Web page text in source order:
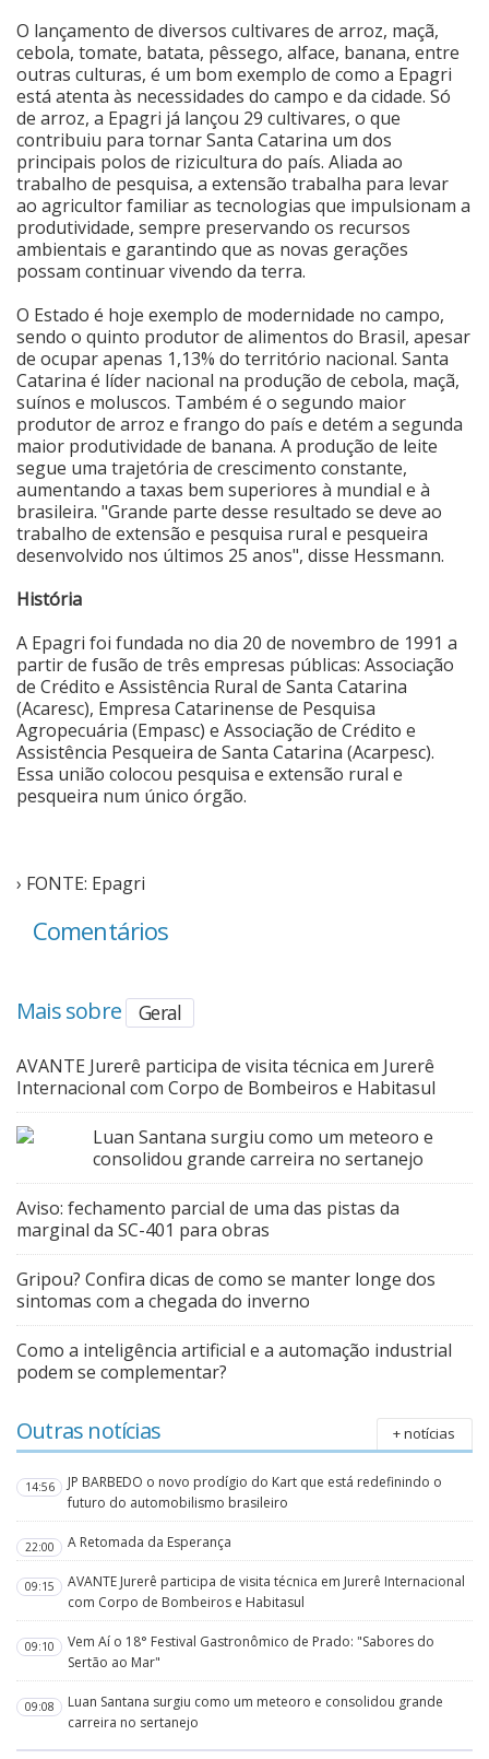
O lançamento de diversos cultivares de arroz, maçã,
cebola, tomate, batata, pêssego, alface, banana, entre
outras culturas, é um bom exemplo de como a Epagri
está atenta às necessidades do campo e da cidade. Só
de arroz, a Epagri já lançou 29 cultivares, o que
contribuiu para tornar Santa Catarina um dos
principais polos de rizicultura do país. Aliada ao
trabalho de pesquisa, a extensão trabalha para levar
ao agricultor familiar as tecnologias que impulsionam a
produtividade, sempre preservando os recursos
ambientais e garantindo que as novas gerações
possam continuar vivendo da terra.
O Estado é hoje exemplo de modernidade no campo,
sendo o quinto produtor de alimentos do Brasil, apesar
de ocupar apenas 1,13% do território nacional. Santa
Catarina é líder nacional na produção de cebola, maçã,
suínos e moluscos. Também é o segundo maior
produtor de arroz e frango do país e detém a segunda
maior produtividade de banana. A produção de leite
segue uma trajetória de crescimento constante,
aumentando a taxas bem superiores à mundial e à
brasileira. "Grande parte desse resultado se deve ao
trabalho de extensão e pesquisa rural e pesqueira
desenvolvido nos últimos 25 anos", disse Hessmann.
História
A Epagri foi fundada no dia 20 de novembro de 1991 a
partir de fusão de três empresas públicas: Associação
de Crédito e Assistência Rural de Santa Catarina
(Acaresc), Empresa Catarinense de Pesquisa
Agropecuária (Empasc) e Associação de Crédito e
Assistência Pesqueira de Santa Catarina (Acarpesc).
Essa união colocou pesquisa e extensão rural e
pesqueira num único órgão.
› FONTE: Epagri
Comentários
Mais sobre Geral
AVANTE Jurerê participa de visita técnica em Jurerê
Internacional com Corpo de Bombeiros e Habitasul
Luan Santana surgiu como um meteoro e
consolidou grande carreira no sertanejo
Aviso: fechamento parcial de uma das pistas da
marginal da SC-401 para obras
Gripou? Confira dicas de como se manter longe dos
sintomas com a chegada do inverno
Como a inteligência artificial e a automação industrial
podem se complementar?
Outras notícias + notícias
14:56
JP BARBEDO o novo prodígio do Kart que está redefinindo o
futuro do automobilismo brasileiro
22:00 A Retomada da Esperança
09:15
AVANTE Jurerê participa de visita técnica em Jurerê Internacional
com Corpo de Bombeiros e Habitasul
09:10
Vem Aí o 18° Festival Gastronômico de Prado: "Sabores do
Sertão ao Mar"
09:08
Luan Santana surgiu como um meteoro e consolidou grande
carreira no sertanejo